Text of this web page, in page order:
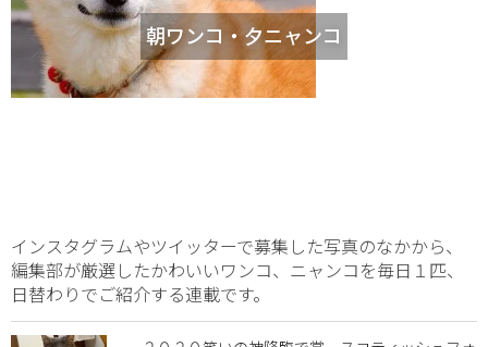
朝ワンコ・夕ニャンコ
インスタグラムやツイッターで募集した写真のなかから、
編集部が厳選したかわいいワンコ、ニャンコを毎日１匹、
日替わりでご紹介する連載です。